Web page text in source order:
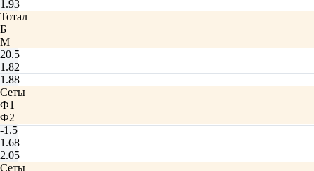
1.93
Тотал
Б
М
20.5
1.82
1.88
Сеты
Ф1
Ф2
-1.5
1.68
2.05
Сеты